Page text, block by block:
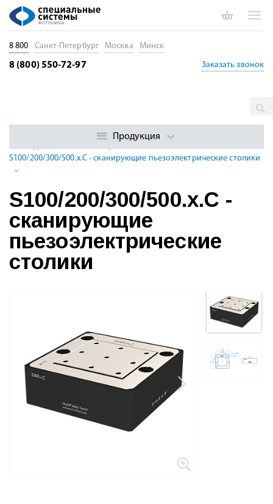
Пьезоэлектрические позиционеры
S100/200/300/500.x.C - сканирующие пьезоэлектрические столики
S100/200/300/500.x.C -
сканирующие
пьезоэлектрические
столики
8 800 Санкт-Петербург Москва Минск
8 (800) 550-72-97 Заказать звонок
Продукция